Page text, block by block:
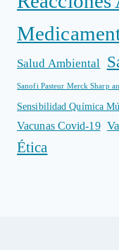
Salud Ambiental
Sanofi Pasteur Merck Sharp
Sensibilidad Química
Vacunas Covid-19
Ética